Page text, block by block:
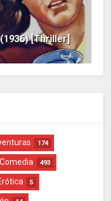
[Thriller]
174
Comedia 493
5